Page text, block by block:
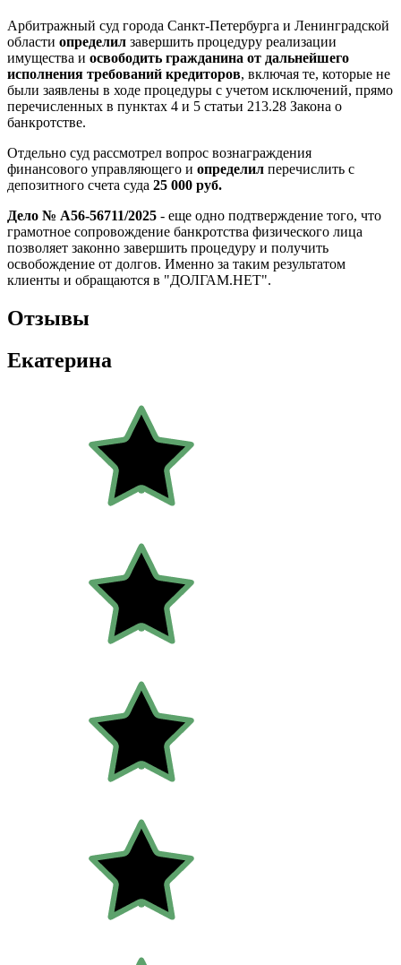
Арбитражный суд города Санкт‑Петербурга и Ленинградской
области определил завершить процедуру реализации
имущества и освободить гражданина от дальнейшего
исполнения требований кредиторов, включая те, которые не
были заявлены в ходе процедуры с учетом исключений, прямо
перечисленных в пунктах 4 и 5 статьи 213.28 Закона о
банкротстве.
Отдельно суд рассмотрел вопрос вознаграждения
финансового управляющего и определил перечислить с
депозитного счета суда 25 000 руб.
Дело № А56-56711/2025 - еще одно подтверждение того, что
грамотное сопровождение банкротства физического лица
позволяет законно завершить процедуру и получить
освобождение от долгов. Именно за таким результатом
клиенты и обращаются в "ДОЛГАМ.НЕТ".
Отзывы
Екатерина